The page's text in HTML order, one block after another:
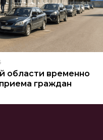
области временно
граждан